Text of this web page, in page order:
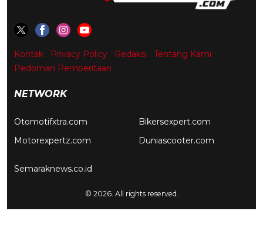
Kontak Privacy Policy Redaksi
Tentang Kami
Pedoman Pemberitaan
NETWORK
Otomotifxtra.com
Motorexpertz.com
Bikersexpert.com
Duniascooter.com
Semaraknews.co.id
© 2026. All rights reserved.